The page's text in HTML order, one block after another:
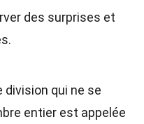
des surprises et
division qui ne se
entier est appelée